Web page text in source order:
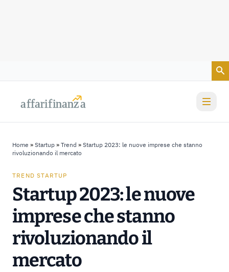
affarifinanza
affarifinanza
Home » Startup » Trend » Startup 2023: le nuove imprese che stanno
rivoluzionando il mercato
TREND STARTUP
Startup 2023: le nuove
imprese che stanno
rivoluzionando il
mercato